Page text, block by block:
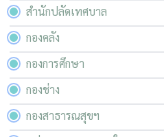
สำนักปลัดเทศบาล
กองคลัง
กองการศึกษา
กองช่าง
กองสาธารณสุขฯ